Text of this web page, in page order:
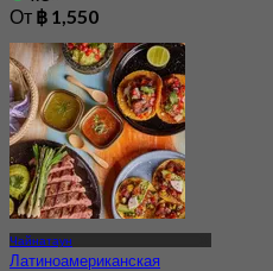
От ฿ 1,550
Чайнатаун
Латиноамериканская